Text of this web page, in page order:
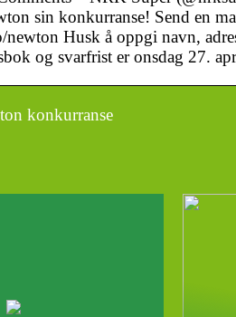
sin konkurranse! Send en
newton Husk å oppgi navn,
og svarfrist er onsdag 27.
konkurranse